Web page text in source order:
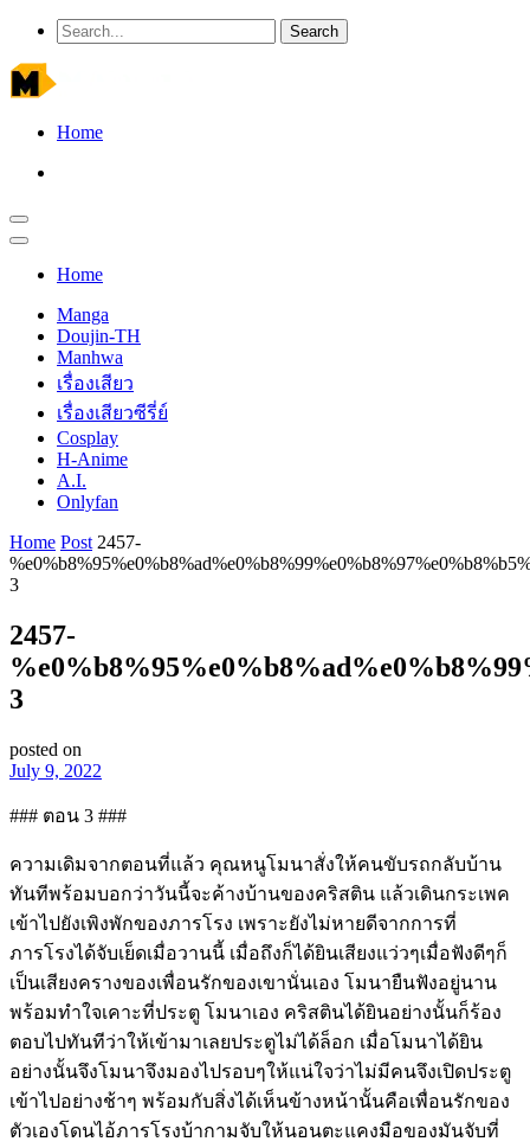
Home
Home
Manga
Doujin-TH
Manhwa
เรื่องเสียว
เรื่องเสียวซีรี่ย์
Cosplay
H-Anime
A.I.
Onlyfan
Home Post 2457-
3
2457-
3
posted on
July 9, 2022
### ตอน 3 ###
ความเดิมจากตอนที่แล้ว คุณหนูโมนาสั่งให้คนขับรถกลับบ้าน
ทันทีพร้อมบอกว่าวันนี้จะค้างบ้านของคริสติน แล้วเดินกระเพค
เข้าไปยังเพิงพักของภารโรง เพราะยังไม่หายดีจากการที่
ภารโรงได้จับเย็ดเมื่อวานนี้ เมื่อถึงก็ได้ยินเสียงแว่วๆเมื่อฟังดีๆก็
เป็นเสียงครางของเพื่อนรักของเขานั่นเอง โมนายืนฟังอยู่นาน
พร้อมทำใจเคาะที่ประตู โมนาเอง คริสตินได้ยินอย่างนั้นก็ร้อง
ตอบไปทันทีว่าให้เข้ามาเลยประตูไม่ได้ล็อก เมื่อโมนาได้ยิน
อย่างนั้นจึงโมนาจึงมองไปรอบๆให้แน่ใจว่าไม่มีคนจึงเปิดประตู
เข้าไปอย่างช้าๆ พร้อมกับสิ่งได้เห็นข้างหน้านั้นคือเพื่อนรักของ
ตัวเองโดนไอ้ภารโรงบ้ากามจับให้นอนตะแคงมือของมันจับที่